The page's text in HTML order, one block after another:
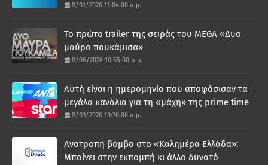
8/01/2026 11:04:00 π.μ.
Το πρώτο trailer της σειράς του MEGA «Δυο
μαύρα πουκάμισα»
8/06/2026 10:55:00 π.μ.
Αυτή είναι η ημερομηνία που αποφάσισαν τα
μεγάλα κανάλια για τη «μάχη» της prime time
8/03/2026 10:30:00 π.μ.
Ανατροπή βόμβα στο «Καλημέρα Ελλάδα»:
Μπαίνει στην εκπομπή κι άλλο δυνατό